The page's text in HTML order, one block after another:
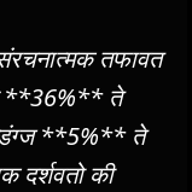
तफावत
**36%** ते
**5%** ते
दर्शवतो की